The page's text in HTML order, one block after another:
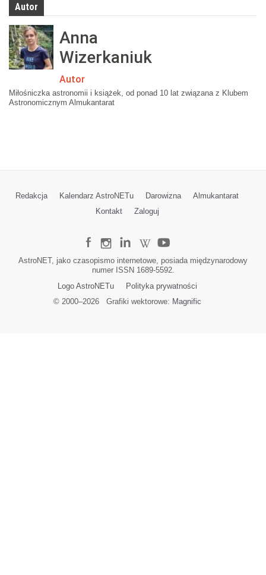
Autor
Anna
Wizerkaniuk
Autor
Miłośniczka astronomii i książek, od ponad 10 lat związana z Klubem
Astronomicznym Almukantarat
Redakcja Kalendarz AstroNETu Darowizna
Almukantarat
Kontakt
Zaloguj
AstroNET, jako czasopismo internetowe, posiada międzynarodowy
numer ISSN 1689-5592.
Logo AstroNETu
Polityka prywatności
© 2000–2026Grafiki wektorowe: Magnific